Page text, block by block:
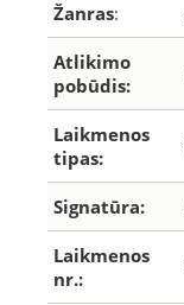
Žanras:
Atlikimo
pobūdis:
Laikmenos
tipas:
Signatūra:
Laikmenos
nr.: